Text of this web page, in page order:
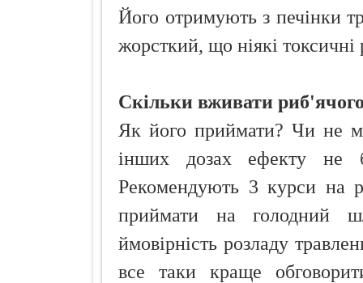
Його отримують з печінки
жорсткий, що ніякі
Скільки вживати
Як його приймати? Чи не
інших дозах ефекту не
Рекомендують 3 курси на
приймати на голодний
ймовірність розладу
все таки краще